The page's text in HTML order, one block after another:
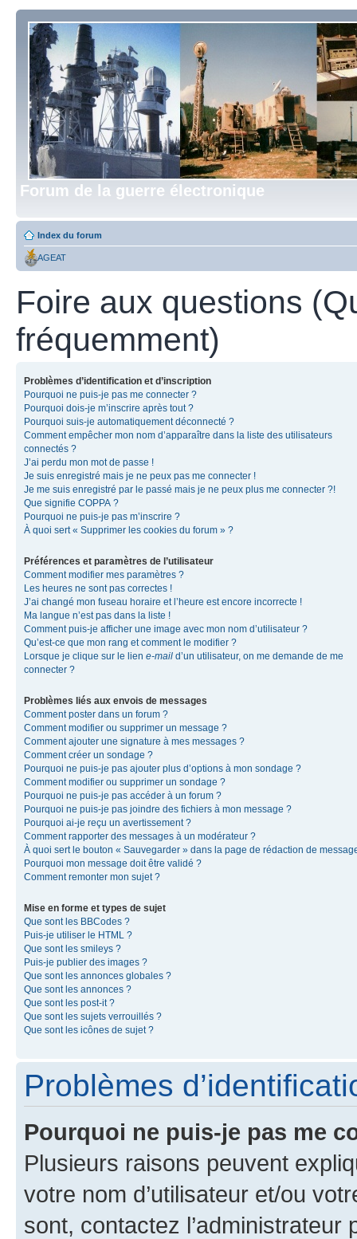
Forum de la guerre électronique
Index du forum
AGEAT
Foire aux questions
fréquemment)
Problèmes d’identification et d’inscription
Pourquoi ne puis-je pas me connecter ?
Pourquoi dois-je m’inscrire après tout ?
Pourquoi suis-je automatiquement déconnecté ?
Comment empêcher mon nom d’apparaître dans la liste des utilisateurs
connectés ?
J’ai perdu mon mot de passe !
Je suis enregistré mais je ne peux pas me connecter !
Je me suis enregistré par le passé mais je ne peux plus me connecter ?!
Que signifie COPPA ?
Pourquoi ne puis-je pas m’inscrire ?
À quoi sert « Supprimer les cookies du forum » ?
Préférences et paramètres de l’utilisateur
Comment modifier mes paramètres ?
Les heures ne sont pas correctes !
J’ai changé mon fuseau horaire et l’heure est encore incorrecte !
Ma langue n’est pas dans la liste !
Comment puis-je afficher une image avec mon nom d’utilisateur ?
Qu’est-ce que mon rang et comment le modifier ?
Lorsque je clique sur le lien e-mail d’un utilisateur, on me demande de me
connecter ?
Problèmes liés aux envois de messages
Comment poster dans un forum ?
Comment modifier ou supprimer un message ?
Comment ajouter une signature à mes messages ?
Comment créer un sondage ?
Pourquoi ne puis-je pas ajouter plus d’options à mon sondage ?
Comment modifier ou supprimer un sondage ?
Pourquoi ne puis-je pas accéder à un forum ?
Pourquoi ne puis-je pas joindre des fichiers à mon message ?
Pourquoi ai-je reçu un avertissement ?
Comment rapporter des messages à un modérateur ?
À quoi sert le bouton « Sauvegarder » dans la page de rédaction de
Pourquoi mon message doit être validé ?
Comment remonter mon sujet ?
Mise en forme et types de sujet
Que sont les BBCodes ?
Puis-je utiliser le HTML ?
Que sont les smileys ?
Puis-je publier des images ?
Que sont les annonces globales ?
Que sont les annonces ?
Que sont les post-it ?
Que sont les sujets verrouillés ?
Que sont les icônes de sujet ?
Problèmes
Pourquoi ne puis-je pas me
Plusieurs raisons peuvent
votre nom d’utilisateur et/ou
sont, contactez l’administrateur